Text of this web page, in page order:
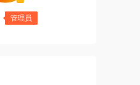
管理員